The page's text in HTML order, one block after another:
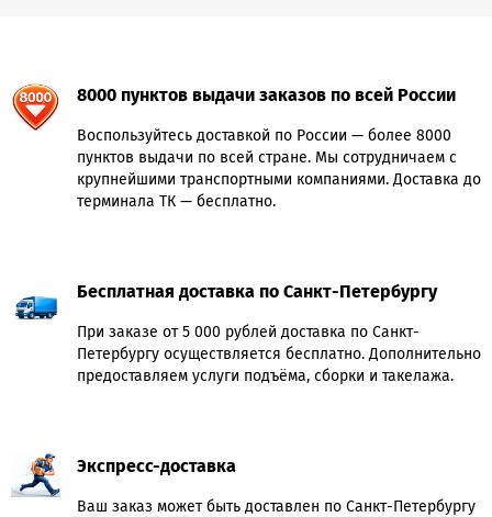
8000 пунктов выдачи заказов по всей России
Воспользуйтесь доставкой по России — более 8000
пунктов выдачи по всей стране. Мы сотрудничаем с
крупнейшими транспортными компаниями. Доставка до
терминала ТК — бесплатно.
Бесплатная доставка по Санкт-Петербургу
При заказе от 5 000 рублей доставка по Санкт-
Петербургу осуществляется бесплатно. Дополнительно
предоставляем услуги подъёма, сборки и такелажа.
Экспресс-доставка
Ваш заказ может быть доставлен по Санкт-Петербургу